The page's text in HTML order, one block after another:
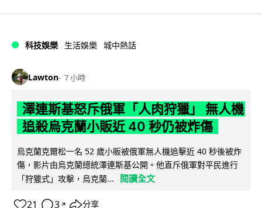
科技娛樂 生活娛樂 城中熱話
Lawton 7 小時
澤連斯基怒斥俄軍「人肉狩獵」 無人機
追殺烏克蘭小販近 40 秒仍被炸傷
烏克蘭克爾松一名 52 歲小販被俄軍無人機追擊近 40 秒後被炸
傷，影片由烏克蘭總統澤連斯基公開。他直斥俄軍對平民進行
「狩獵式」攻擊，烏克蘭...
閱讀全文
21 3 ↗ 分享